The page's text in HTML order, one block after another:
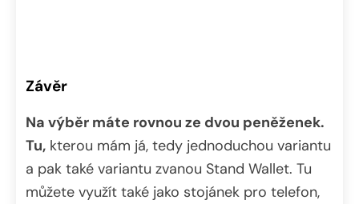
Závěr
Na výběr máte rovnou ze dvou peněženek.
Tu, kterou mám já, tedy jednoduchou variantu
a pak také variantu zvanou Stand Wallet. Tu
můžete využít také jako stojánek pro telefon,